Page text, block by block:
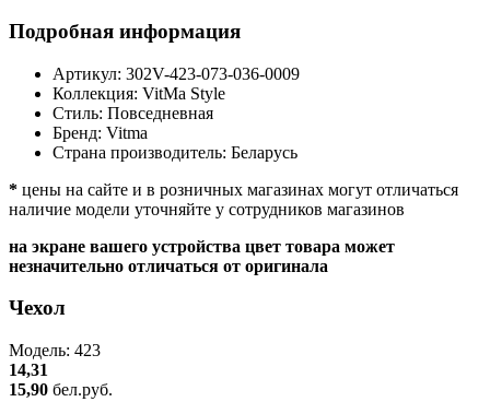
Подробная информация
Артикул: 302V-423-073-036-0009
Коллекция: VitMa Style
Стиль: Повседневная
Бренд: Vitma
Страна производитель: Беларусь
* цены на сайте и в розничных магазинах могут отличаться
наличие модели уточняйте у сотрудников магазинов
на экране вашего устройства цвет товара может
незначительно отличаться от оригинала
Чехол
Модель: 423
14,31
15,90 бел.руб.